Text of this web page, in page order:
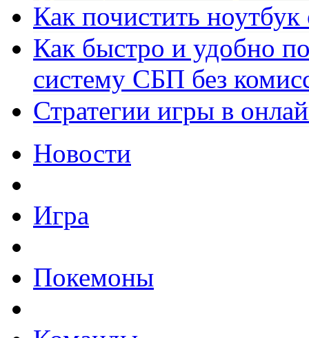
Как почистить
Как быстро и удобно
систему СБП без
Стратегии игры в
Новости
Игра
Покемоны